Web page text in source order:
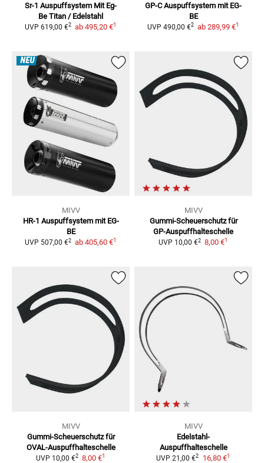
Sr-1 Auspuffsystem Mit Eg-
Be Titan / Edelstahl
UVP 619,00 €2 ab 495,20 €1
GP-C Auspuffsystem mit EG-
BE
UVP 490,00 €2 ab 289,99 €1
NEU
MIVV
HR-1 Auspuffsystem mit EG-
BE
UVP 507,00 €2 ab 405,60 €1
MIVV
Gummi-Scheuerschutz für
GP-Auspuffhalteschelle
UVP 10,00 €2 8,00 €1
MIVV
Gummi-Scheuerschutz für
OVAL-Auspuffhalteschelle
UVP 10,00 €2 8,00 €1
MIVV
Edelstahl-
Auspuffhalteschelle
UVP 21,00 €2 16,80 €1